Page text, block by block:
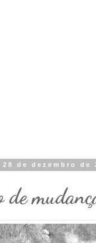
de dezembro de
de